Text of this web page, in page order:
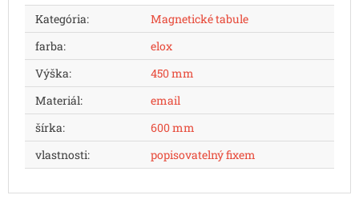
Kategória:
Magnetické tabule
farba:
elox
Výška:
450 mm
Materiál:
email
šírka:
600 mm
vlastnosti: popisovatelný fixem